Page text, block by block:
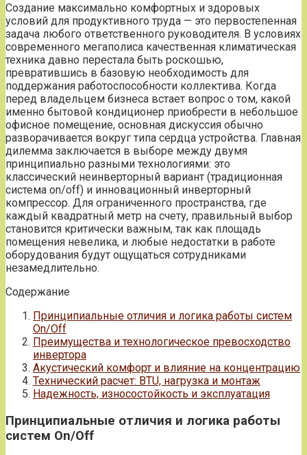
Создание максимально комфортных и здоровых
условий для продуктивного труда — это первостепенная
задача любого ответственного руководителя. В условиях
современного мегаполиса качественная климатическая
техника давно перестала быть роскошью,
превратившись в базовую необходимость для
поддержания работоспособности коллектива. Когда
перед владельцем бизнеса встает вопрос о том, какой
именно бытовой кондиционер приобрести в небольшое
офисное помещение, основная дискуссия обычно
разворачивается вокруг типа сердца устройства. Главная
дилемма заключается в выборе между двумя
принципиально разными технологиями: это
классический неинверторный вариант (традиционная
система on/off) и инновационный инверторный
компрессор. Для ограниченного пространства, где
каждый квадратный метр на счету, правильный выбор
становится критически важным, так как площадь
помещения невелика, и любые недостатки в работе
оборудования будут ощущаться сотрудниками
незамедлительно.
Содержание
Принципиальные отличия и логика работы систем
On/Off
Преимущества и технологическое превосходство
инвертора
Акустический комфорт и влияние на концентрацию
Технический расчет: BTU, нагрузка и монтаж
Надежность, износостойкость и эксплуатация
Принципиальные отличия и логика работы
систем On/Off